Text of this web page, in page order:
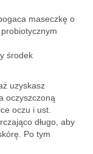
maseczkę o
środek
uzyskasz
oczyszczoną
oczu i ust.
długo, aby
Po tym